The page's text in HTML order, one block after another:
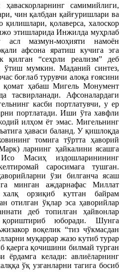
самимийлиги,
чин қалбдан қайғуришлари ва
қилишлари, қолаверса, халоскор
этишларида Инжилда муҳрлаб
асл мазмун-моҳияти намоён
афсона яратиш кучига эга
қилган “сеҳрли реализм” деб
ўтиш мумкин. Маданий синтез,
боғлаб турувчи алоқа ғоясини
қомат ҳабаш Мигель Монумент
тасвирланади. Афсоналардаги
касби портлатувчи, у ер
портлатади. Иши ўта хавфли
илҳом ёт эмас. Мигельнинг
ҳаваси баланд. У қишлоқда
томига тўртта ҳаворий
ларнинг ҳайкалини ясашга
Масиҳ издошларинининг
саросимага тушган.
ўзи билганча ясаш
минган аждарнафас Миллат
орзиқиб кутган байрам
отилган ўқлар эса ҳаворийлар
деб топилган ҳайвонлар
қориштириб юборади. Шунга
воқелик “тиз чўкмасдан
муқаррар жазо кутиб турар
қаерга қочишини билмай турган
ёрдамга келади: авлиёларнинг
ўқ узганларни тагига босиб